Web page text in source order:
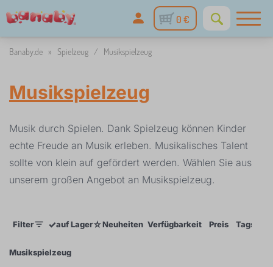
0 €
Banaby.de » Spielzeug / Musikspielzeug
Musikspielzeug
Musik durch Spielen. Dank Spielzeug können Kinder
echte Freude an Musik erleben. Musikalisches Talent
sollte von klein auf gefördert werden. Wählen Sie aus
unserem großen Angebot an Musikspielzeug.
Filter ✓auf Lager☆Neuheiten Verfügbarkeit Preis Tags
Musikspielzeug